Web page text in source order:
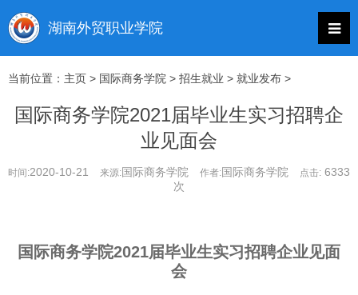
当前位置： 主页 > 国际商务学院 > 招生就业 > 就业发布 >
国际商务学院2021届毕业生实习招聘企
业见面会
时间:2020-10-21 来源:国际商务学院 作者:国际商务学院 点击: 6333
次
国际商务学院2021届毕业生实习招聘企业见面
会